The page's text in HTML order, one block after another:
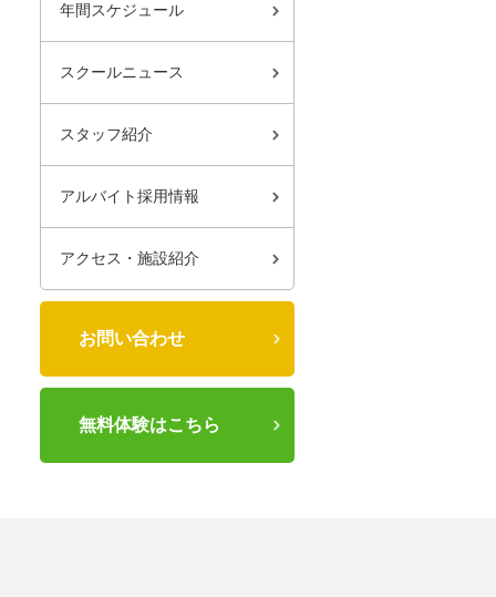
年間スケジュール
スクールニュース
スタッフ紹介
アルバイト採用情報
アクセス・施設紹介
お問い合わせ
無料体験はこちら